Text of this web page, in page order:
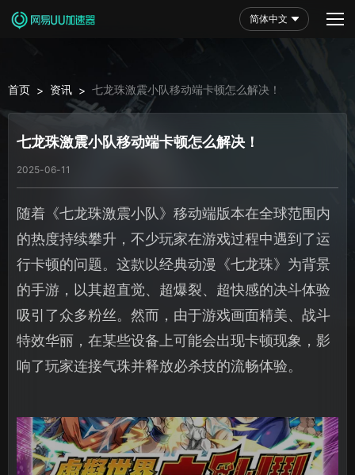
简体中文
首页 > 资讯 > 七龙珠激震小队移动端卡顿怎么解决！
七龙珠激震小队移动端卡顿怎么解决！
2025-06-11
随着《七龙珠激震小队》移动端版本在全球范围内
的热度持续攀升，不少玩家在游戏过程中遇到了运
行卡顿的问题。这款以经典动漫《七龙珠》为背景
的手游，以其超直觉、超爆裂、超快感的决斗体验
吸引了众多粉丝。然而，由于游戏画面精美、战斗
特效华丽，在某些设备上可能会出现卡顿现象，影
响了玩家连接气珠并释放必杀技的流畅体验。